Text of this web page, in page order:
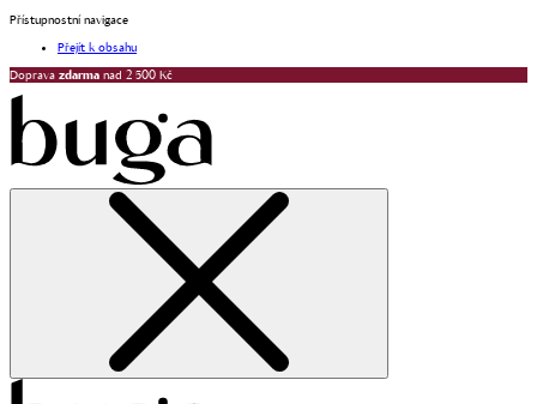
Přístupnostní navigace
Přejít k obsahu
Doprava zdarma nad 2 500 Kč